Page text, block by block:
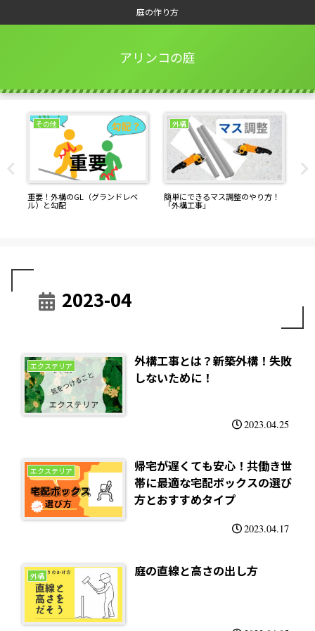
庭の作り方
アリンコの庭
その他
重要！外構のGL（グランドレベ
ル）と勾配
外構
簡単にできるマス調整のやり方！
「外構工事」
2023-04
エクステリア
外構工事とは？新築外構！失敗
しないために！
2023.04.25
エクステリア
帰宅が遅くても安心！共働き世
帯に最適な宅配ボックスの選び
方とおすすめタイプ
2023.04.17
外構 庭の直線と高さの出し方